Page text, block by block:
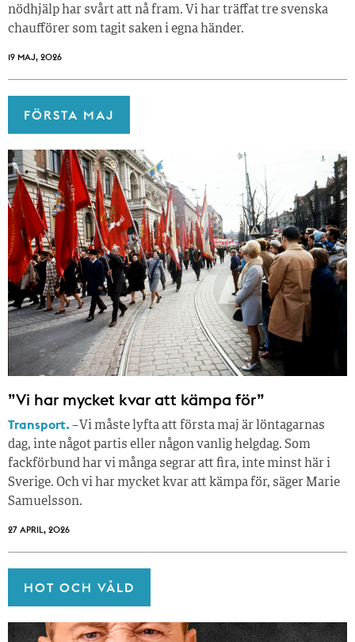
nödhjälp har svårt att nå fram. Vi har träffat tre svenska
chaufförer som tagit saken i egna händer.
19 MAJ, 2026
FÖRSTA MAJ
”Vi har mycket kvar att kämpa för”
Transport.– Vi måste lyfta att första maj är löntagarnas
dag, inte något partis eller någon vanlig helgdag. Som
fackförbund har vi många segrar att fira, inte minst här i
Sverige. Och vi har mycket kvar att kämpa för, säger Marie
Samuelsson.
27 APRIL, 2026
HOT OCH VÅLD